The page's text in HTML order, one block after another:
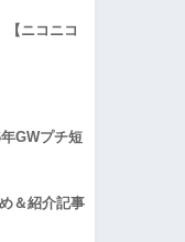
【ニコニコ
GWプチ短
＆紹介記事